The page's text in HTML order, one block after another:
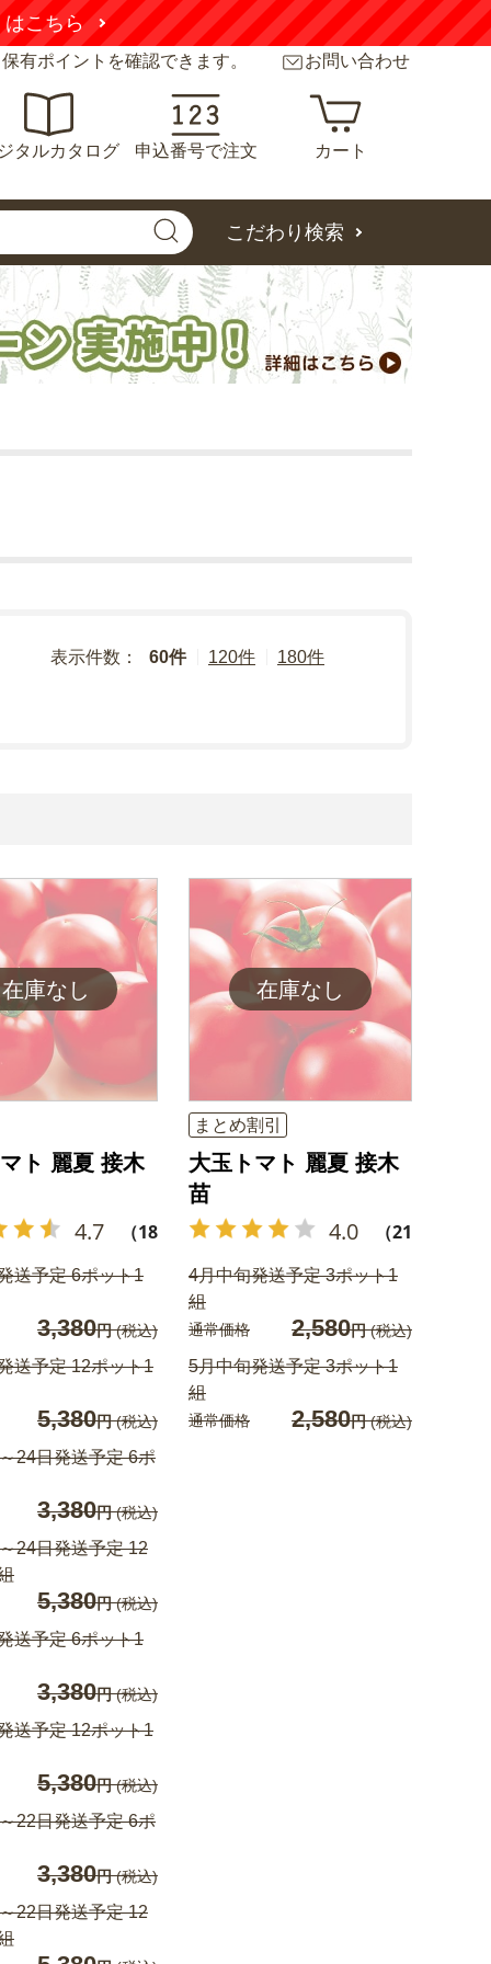
はこちら
有ポイントを確認できます。 お問い合わせ
タルカタログ 申込番号で注文 カート
こだわり検索
表示件数： 60件 120件 180件
ト 麗夏 接木
4.7 （18）
送予定 6ポット1
3,380円(税込)
送予定 12ポット1
5,380円(税込)
24日発送予定 6ポ
3,380円(税込)
24日発送予定 12
5,380円(税込)
送予定 6ポット1
3,380円(税込)
送予定 12ポット1
5,380円(税込)
22日発送予定 6ポ
3,380円(税込)
22日発送予定 12
まとめ割引
大玉トマト 麗夏 接木
苗
4.0 （21）
4月中旬発送予定 3ポット1
組
通常価格 2,580円(税込)
5月中旬発送予定 3ポット1
組
通常価格 2,580円(税込)